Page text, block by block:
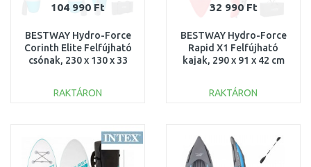
104 990 Ft
BESTWAY Hydro-Force
Corinth Elite Felfújható
csónak, 230 x 130 x 33
RAKTÁRON
Összehasonlítás
32 990 Ft
BESTWAY Hydro-Force
Rapid X1 Felfújható
kajak, 290 x 91 x 42 cm
RAKTÁRON
Összehasonlítás